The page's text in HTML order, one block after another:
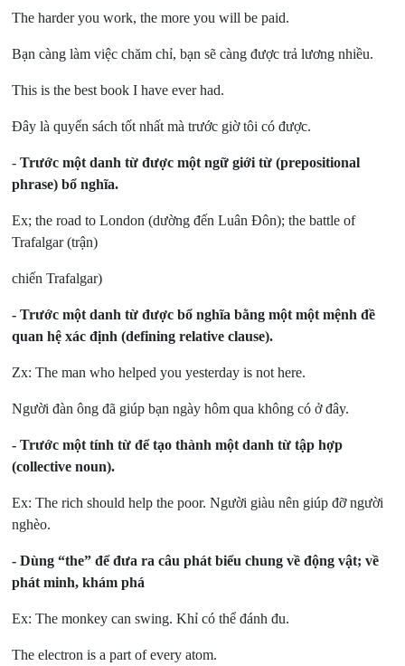
The harder you work, the more you will be paid.
Bạn càng làm việc chăm chỉ, bạn sẽ càng được trả lương nhiều.
This is the best book I have ever had.
Đây là quyển sách tốt nhất mà trước giờ tôi có được.
-Trước một danh từ được một ngữ giới từ (prepositional
phrase) bổ nghĩa.
Ex; the road to London (dường đến Luân Đôn); the battle of
Trafalgar (trận)
chiến Trafalgar)
- Trước một danh từ được bổ nghĩa bằng một một mệnh đề
quan hệ xác định (defining relative clause).
Zx: The man who helped you yesterday is not here.
Người đàn ông đã giúp bạn ngày hôm qua không có ở đây.
- Trước một tính từ để tạo thành một danh từ tập hợp
(collective noun).
Ex: The rich should help the poor. Người giàu nên giúp đỡ người
nghèo.
- Dùng “the” để đưa ra câu phát biểu chung về động vật; về
phát minh, khám phá
Ex: The monkey can swing. Khỉ có thể đánh đu.
The electron is a part of every atom.